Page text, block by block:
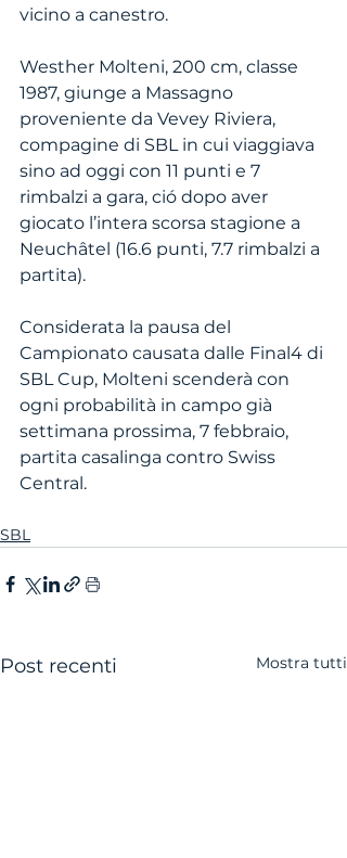
vicino a canestro.
Westher Molteni, 200 cm, classe
1987, giunge a Massagno
proveniente da Vevey Riviera,
compagine di SBL in cui viaggiava
sino ad oggi con 11 punti e 7
rimbalzi a gara, ció dopo aver
giocato l’intera scorsa stagione a
Neuchâtel (16.6 punti, 7.7 rimbalzi a
partita).
Considerata la pausa del
Campionato causata dalle Final4 di
SBL Cup, Molteni scenderà con
ogni probabilità in campo già
settimana prossima, 7 febbraio,
partita casalinga contro Swiss
Central.
SBL
Post recenti Mostra tutti